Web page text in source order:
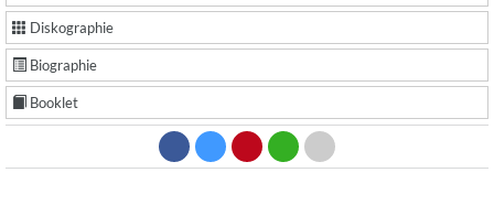
Diskographie
Biographie
Booklet